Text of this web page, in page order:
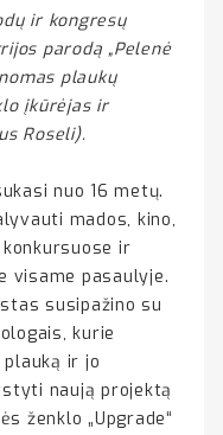
ir kongresų
parodą „Pelenė
plaukų
įkūrėjas ir
Roseli).
nuo 16 metų.
mados, kino,
ir
visame pasaulyje.
susipažino su
kurie
ir jo
naują projektą
ženklo „Upgrade“